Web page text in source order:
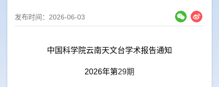
发布时间：2026-06-03
中国科学院云南天文台学术报告通知
2026年第29期